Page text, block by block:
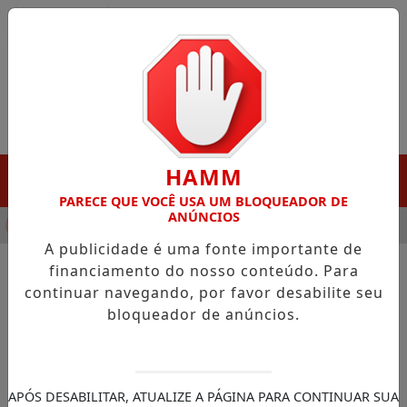
DESTAQUE EM PORTO GRANDE COM ATUAÇÃO VOLTADA
NOTÍCIAS/NOTÍCIAS NACIONAL
Rodízio de veículos em SP
Corpus Christi
HAMM
PARECE QUE VOCÊ USA UM BLOQUEADOR DE
ANÚNCIOS
A publicidade é uma fonte importante de
financiamento do nosso conteúdo. Para
continuar navegando, por favor desabilite seu
bloqueador de anúncios.
APÓS DESABILITAR, ATUALIZE A PÁGINA PARA CONTINUAR SUA